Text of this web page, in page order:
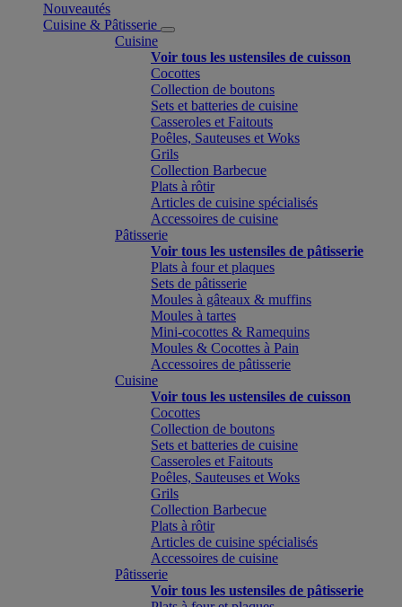
Nouveautés
Cuisine & Pâtisserie
Cuisine
Voir tous les ustensiles de cuisson
Cocottes
Collection de boutons
Sets et batteries de cuisine
Casseroles et Faitouts
Poêles, Sauteuses et Woks
Grils
Collection Barbecue
Plats à rôtir
Articles de cuisine spécialisés
Accessoires de cuisine
Pâtisserie
Voir tous les ustensiles de pâtisserie
Plats à four et plaques
Sets de pâtisserie
Moules à gâteaux & muffins
Moules à tartes
Mini-cocottes & Ramequins
Moules & Cocottes à Pain
Accessoires de pâtisserie
Cuisine
Voir tous les ustensiles de cuisson
Cocottes
Collection de boutons
Sets et batteries de cuisine
Casseroles et Faitouts
Poêles, Sauteuses et Woks
Grils
Collection Barbecue
Plats à rôtir
Articles de cuisine spécialisés
Accessoires de cuisine
Pâtisserie
Voir tous les ustensiles de pâtisserie